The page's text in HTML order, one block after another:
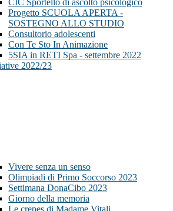
CIC Sportello di ascolto psicologico
Progetto SCUOLA APERTA -
SOSTEGNO ALLO STUDIO
Consultorio adolescenti
Con Te Sto In Animazione
5SIA in RETI Spa - settembre 2022
2022/23
Vivere senza un senso
Olimpiadi di Primo Soccorso 2023
Settimana DonaCibo 2023
Giorno della memoria